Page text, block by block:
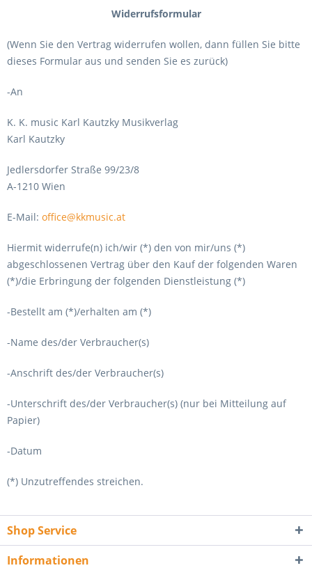
Widerrufsformular
(Wenn Sie den Vertrag widerrufen wollen, dann füllen Sie bitte
dieses Formular aus und senden Sie es zurück)
-An
K. K. music Karl Kautzky Musikverlag
Karl Kautzky
Jedlersdorfer Straße 99/23/8
A-1210 Wien
E-Mail: office@kkmusic.at
Hiermit widerrufe(n) ich/wir (*) den von mir/uns (*)
abgeschlossenen Vertrag über den Kauf der folgenden Waren
(*)/die Erbringung der folgenden Dienstleistung (*)
-Bestellt am (*)/erhalten am (*)
-Name des/der Verbraucher(s)
-Anschrift des/der Verbraucher(s)
-Unterschrift des/der Verbraucher(s) (nur bei Mitteilung auf
Papier)
-Datum
(*) Unzutreffendes streichen.
Shop Service
Informationen